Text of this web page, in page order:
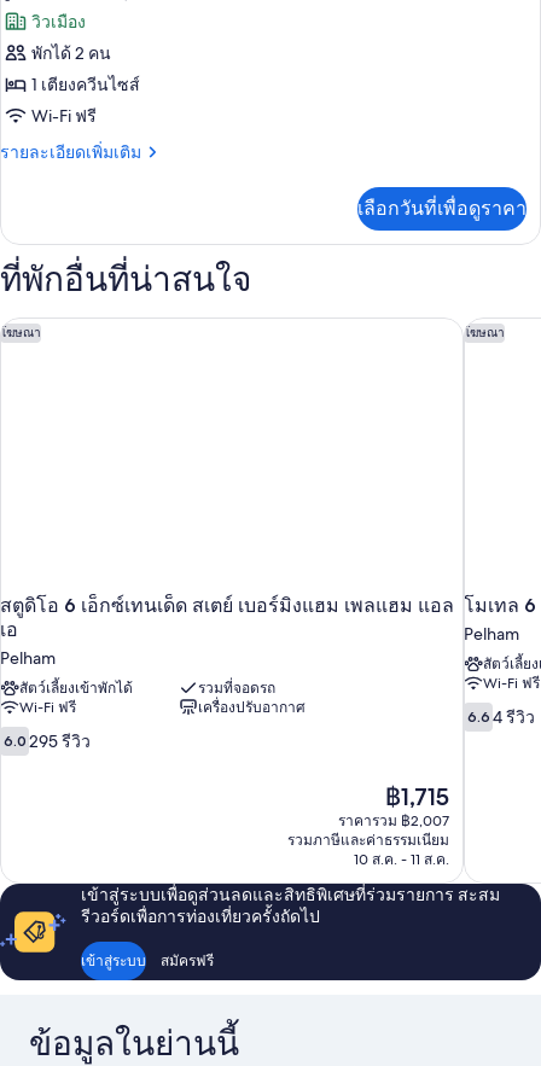
ไซส์
1
เตียง,
ปลอด
ซ์,
เตียง
ไซส์
ปลอด
ทั้งหมด
ของ
ห้อง
พัก,
เตียง
ไซส์
1
เตียง,
พร้อม
ปลอด
บุหรี่
วิวเมือง
พักได้ 2 คน
1 เตียงควีนไซส์
Wi-Fi ฟรี
รายละเอียดเพิ่มเติม
ราย
เกี่ยว
กับ
ห้อง
เตียง
ควีน
ปลอด
บุหรี่
เลือกวันที่เพื่อดูราคา
ที่พักอื่นที่น่าสนใจ
โฆษณา
สตูดิโอ 6 เอ็กซ์เทนเด็ด สเตย์ เบอร์มิงแฮม เพลแฮม แอล
เอ
Pelham
สัตว์เลี้ยงเข้าพักได้
รวมที่จอดรถ
Wi-Fi ฟรี
เครื่องปรับอากาศ
6.0
จาก
6.0 295 รีวิว
ราคา
ปัจจุบัน
คือ
฿1,715
฿1,715
ราคารวม ฿2,007
รวมภาษีและค่าธรรมเนียม
10 ส.ค. - 11 ส.ค.
สตูดิโอ 6 เอ็กซ์เทนเด็ด สเตย์ เบอร์มิงแฮม เพลแฮม แอลเอโฆษณา
โมเทล
Pelham
สัตว์เลี้ย
Wi-Fi ฟรี
6.6
จาก
6.6 4 รีวิว
โมเทล
เข้าสู่ระบบเพื่อดูส่วนลดและสิทธิพิเศษที่ร่วมรายการ สะสม
รีวอร์ดเพื่อการท่องเที่ยวครั้งถัดไป
เข้าสู่ระบบ สมัครฟรี
ข้อมูลในย่านนี้